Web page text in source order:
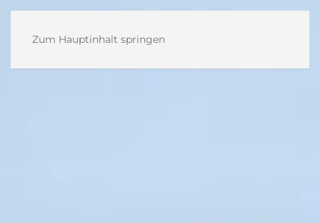
Zum Hauptinhalt springen